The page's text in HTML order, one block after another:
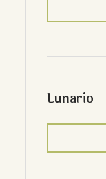
Lunario